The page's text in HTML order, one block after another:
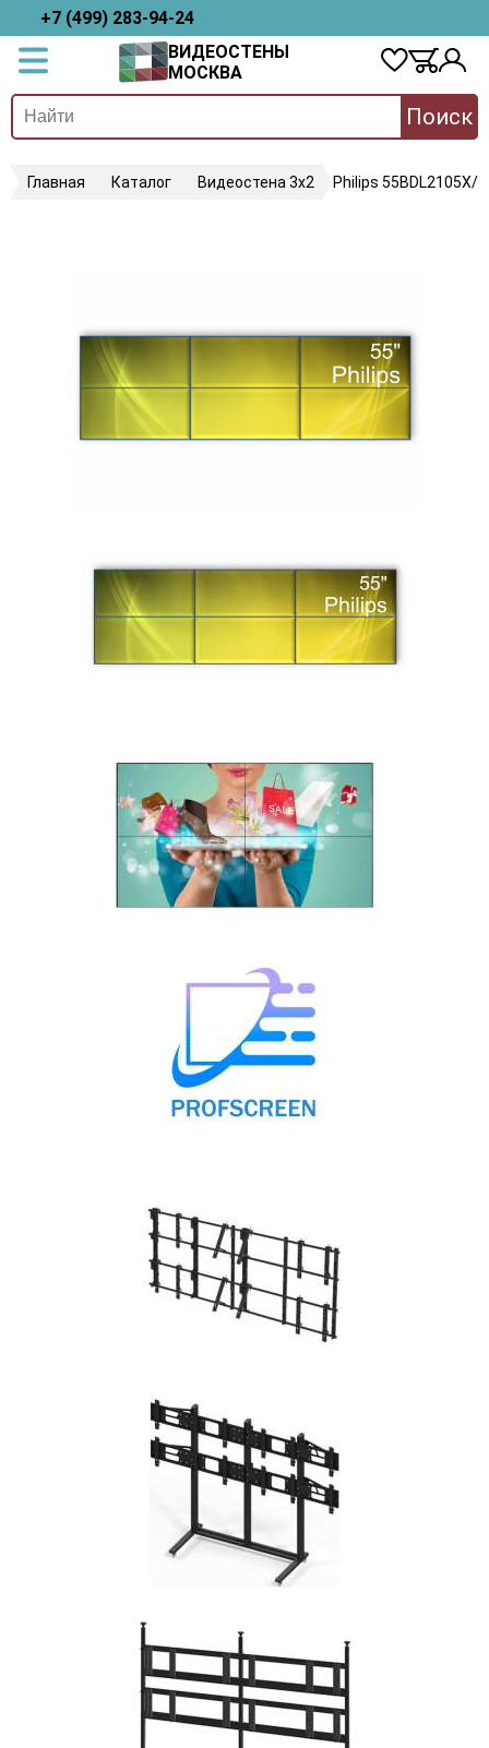
+7 (499) 283-94-24
ВИДЕОСТЕНЫ
МОСКВА
Поиск
Главная Каталог Видеостена 3х2 Philips 55BDL2105X/